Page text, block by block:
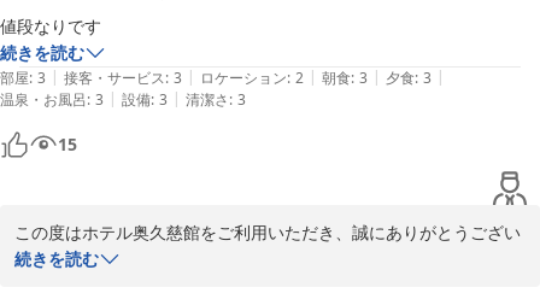
またのお越しを、お待ちしております。
奥久慈館
大子温泉 ホテル奥久慈館（伊東園ホテルズ）
値段なりです
続きを読む
部屋: 3 | 接客・サービス: 3 | ロケーション: 2 | 朝食: 3 | 夕食: 3 |
温泉・お風呂: 3 | 設備: 3 | 清潔さ: 3
15
この度はホテル奥久慈館をご利用いただき、誠にありがとうござい
ます。
続きを読む